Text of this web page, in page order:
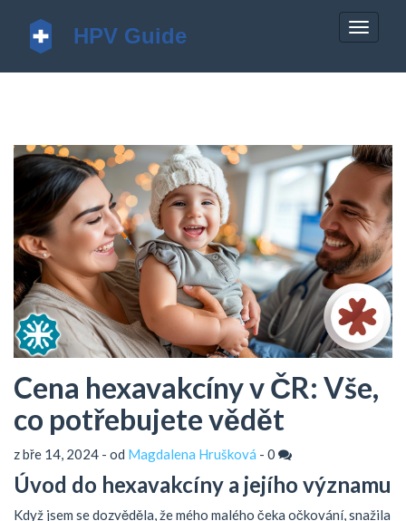
Cena hexavakcíny v ČR: Vše,
co potřebujete vědět
z bře 14, 2024 - od Magdalena Hrušková - 0
Úvod do hexavakcíny a jejího významu
Když jsem se dozvěděla, že mého malého čeka očkování, snažila